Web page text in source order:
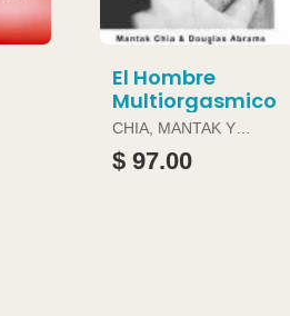
El Hombre
Multiorgasmico
CHIA, MANTAK Y
DOUGLAS ABRAMS
$ 97.00